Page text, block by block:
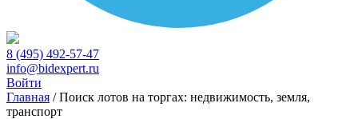
8 (495) 492-57-47
info@bidexpert.ru
Войти
Главная /Поиск лотов на торгах: недвижимость, земля,
транспорт